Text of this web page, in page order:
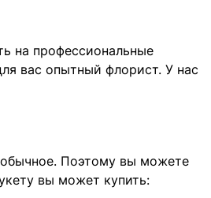
на профессиональные
вас опытный флорист. У нас
Поэтому вы можете
вы может купить: